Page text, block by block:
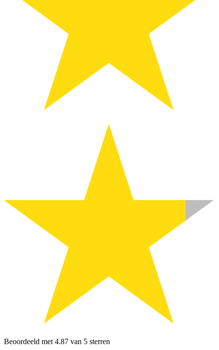
Beoordeeld met 4.87 van 5 sterren